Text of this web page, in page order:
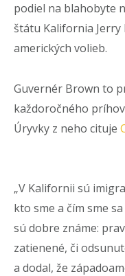
podiel na blahobyte
štátu Kalifornia
amerických volieb.
Guvernér Brown to
každoročného
Úryvky z neho cituje
„V Kalifornii sú
kto sme a čím sme
sú dobre známe:
zatienené, či
a dodal, že